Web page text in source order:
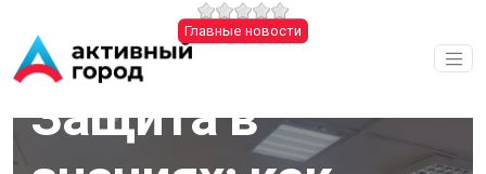
Перейти к основному содержанию
Главные новости
Защита в